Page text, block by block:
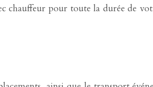
chauffeur pour toute la durée de